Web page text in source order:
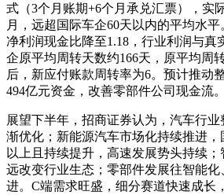
式（3个月账期+6个月承兑汇票），实
月，远超国际车企60天以内的平均水
净利润现金比降至1.18，行业利润与真
企原平均周转天数约166天，原平均周
后，新应付账款周转率为6。预计推动
494亿元资金，改善零部件公司现金流。
展望下半年，招商证券认为，汽车行
渐优化；新能源汽车市场化持续推进，
以上且持续提升，高速发展势头持续
远改变行业生态；零部件发展往智能
进。C端需求旺盛，细分赛道快速成长